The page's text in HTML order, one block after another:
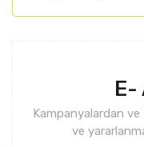
E-
Kampanyalardan
ve